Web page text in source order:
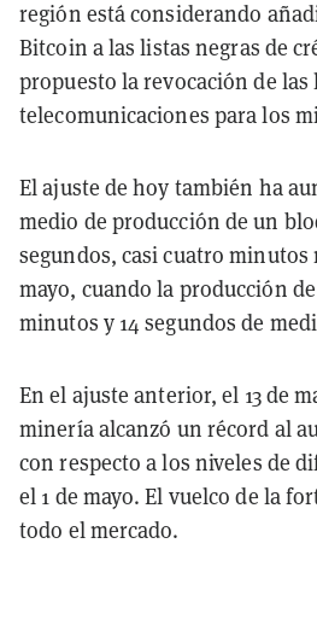
región está considerando
Bitcoin a las listas negras de
propuesto la revocación de las
telecomunicaciones para los
El ajuste de hoy también ha
medio de producción de un
segundos, casi cuatro minutos
mayo, cuando la producción
minutos y 14 segundos de
En el ajuste anterior, el 13 de
minería alcanzó un récord al
con respecto a los niveles de
el 1 de mayo. El vuelco de la
todo el mercado.